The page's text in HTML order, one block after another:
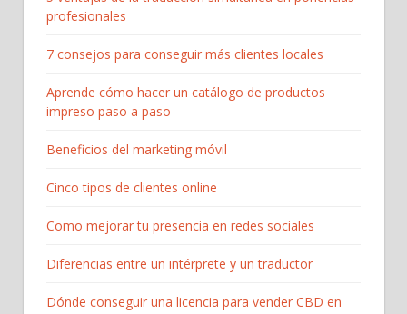
profesionales
7 consejos para conseguir más clientes locales
Aprende cómo hacer un catálogo de productos
impreso paso a paso
Beneficios del marketing móvil
Cinco tipos de clientes online
Como mejorar tu presencia en redes sociales
Diferencias entre un intérprete y un traductor
Dónde conseguir una licencia para vender CBD en